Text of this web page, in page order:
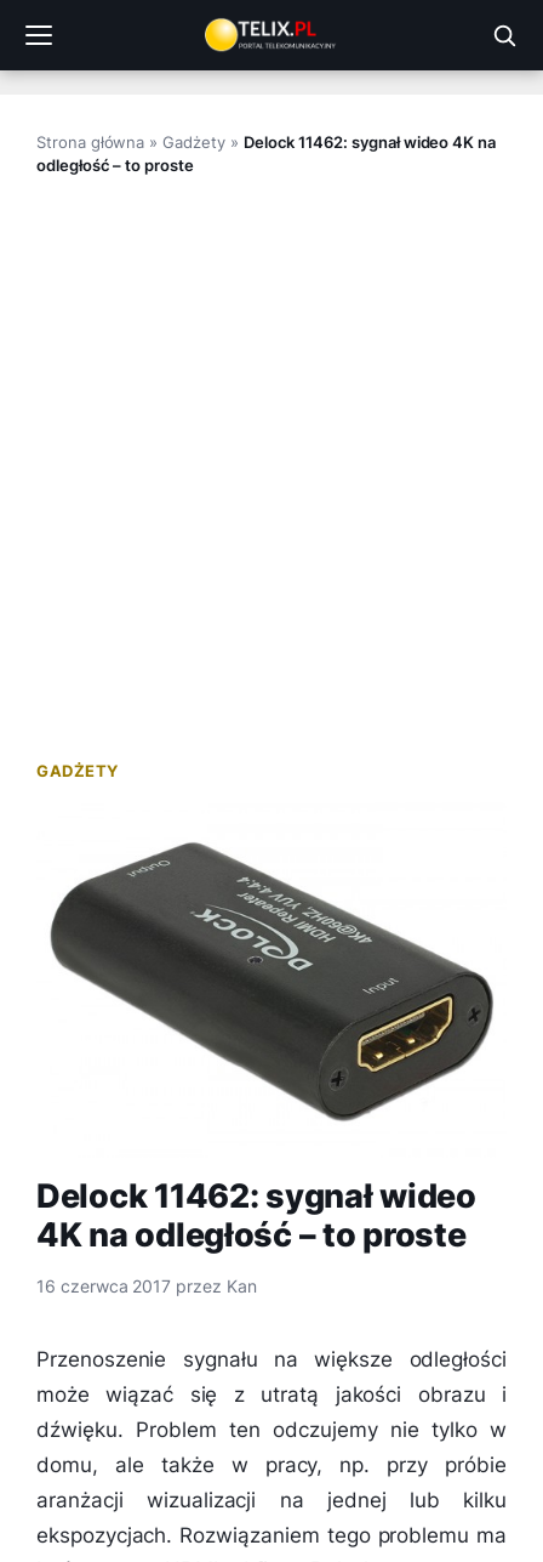
treści
Strona główna »Gadżety» Delock 11462: sygnał wideo 4K na
odległość – to proste
GADŻETY
Delock 11462: sygnał wideo
4K na odległość – to proste
16 czerwca 2017 przez Kan
Przenoszenie sygnału na większe odległości
może wiązać się z utratą jakości obrazu i
dźwięku. Problem ten odczujemy nie tylko w
domu, ale także w pracy, np. przy próbie
aranżacji wizualizacji na jednej lub kilku
ekspozycjach. Rozwiązaniem tego problemu ma